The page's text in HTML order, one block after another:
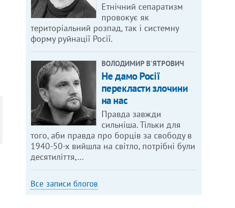
Етнічний сепаратизм
провокує як
територіальний розпад, так і системну
форму руйнації Росії.
ВОЛОДИМИР В'ЯТРОВИЧ
Не дамо Росії
перекласти злочини
на нас
Правда завжди
сильніша. Тільки для
того, аби правда про борців за свободу в
1940-50-х вийшла на світло, потрібні були
десятиліття,…
Все записи блогов